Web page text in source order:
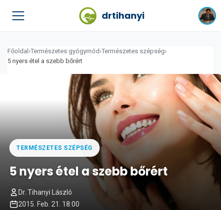
drtihanyi
Főoldal ›Természetes gyógymód ›Természetes szépség›
5 nyers étel a szebb bőrért
TERMÉSZETES SZÉPSÉG
5 nyers étel a szebb bőrért
Dr. Tihanyi László
2015. Feb. 21. 18:00